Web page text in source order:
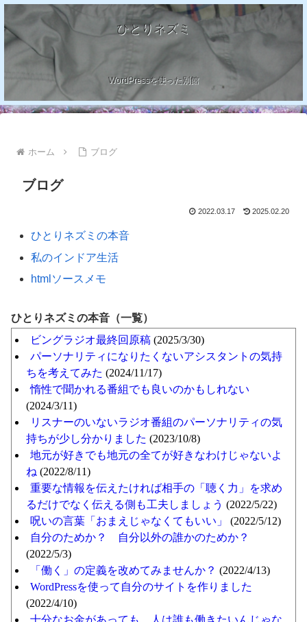
ひとりネズミ
WordPressを使った別館
ホーム ブログ
ブログ
2022.03.17 2025.02.20
ひとりネズミの本音
私のインドア生活
htmlソースメモ
ひとりネズミの本音（一覧）